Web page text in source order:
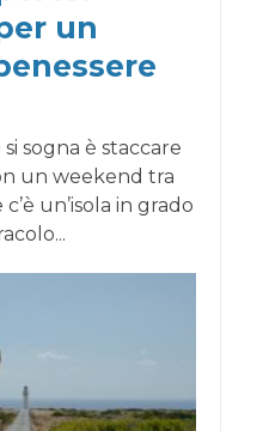
un
sogna è staccare
un weekend tra
un’isola in grado